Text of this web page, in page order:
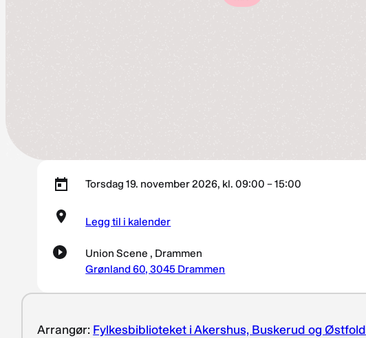
Torsdag 19. november 2026, kl. 09:00 – 15:00
Legg til i kalender
Union Scene , Drammen
Grønland 60, 3045 Drammen
Arrangør: Fylkesbiblioteket i Akershus, Buskerud og Østfold